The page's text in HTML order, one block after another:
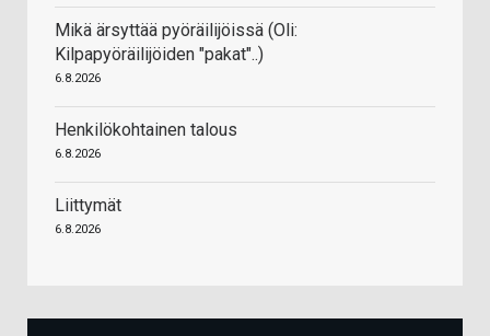
Mikä ärsyttää pyöräilijöissä (Oli:
Kilpapyöräilijöiden "pakat"..)
6.8.2026
Henkilökohtainen talous
6.8.2026
Liittymät
6.8.2026